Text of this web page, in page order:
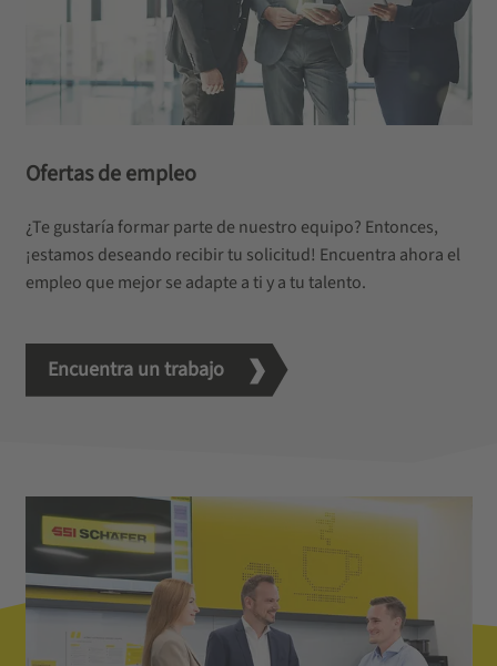
Ofertas de empleo
¿Te gustaría formar parte de nuestro equipo? Entonces,
¡estamos deseando recibir tu solicitud! Encuentra ahora el
empleo que mejor se adapte a ti y a tu talento.
Encuentra un trabajo